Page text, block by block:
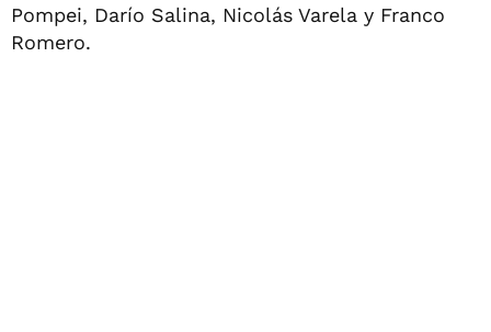
Pompei, Darío Salina, Nicolás Varela y Franco
Romero.